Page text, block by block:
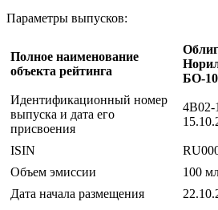
Параметры выпусков:
Полное наименование
объекта рейтинга
БО-10
Идентификационный номер
выпуска и дата его
присвоения
4B02-
ISIN
Объем эмиссии
100
Дата начала размещения